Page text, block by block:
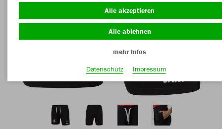
Alle akzeptieren
Alle ablehnen
mehr Infos
Datenschutz
Impressum